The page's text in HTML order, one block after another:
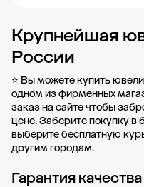
Добавить в
Крупнейшая
России
⭐ Вы можете купить
одном из фирменных
заказ на сайте чтобы
цене. Заберите покупку в
выберите бесплатную
другим городам.
Гарантия качества